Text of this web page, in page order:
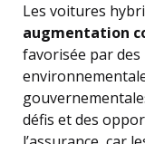
Les voitures
augmentation
favorisée par
défis et des